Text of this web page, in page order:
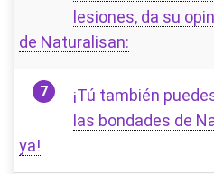
lesiones, da su
de Naturalisan:
¡Tú también
las bondades de
ya!